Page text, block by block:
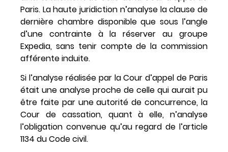
Paris. La haute juridiction n’analyse la clause de
dernière chambre disponible que sous l’angle
d’une contrainte à la réserver au groupe
Expedia, sans tenir compte de la commission
afférente induite.
Si l’analyse réalisée par la Cour d’appel de Paris
était une analyse proche de celle qui aurait pu
être faite par une autorité de concurrence, la
Cour de cassation, quant à elle, n’analyse
l’obligation convenue qu’au regard de l’article
1134 du Code civil.